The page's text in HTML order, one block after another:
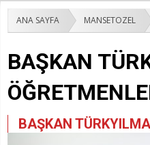
ANA SAYFA MANSETOZEL
BAŞKAN
BAŞKAN